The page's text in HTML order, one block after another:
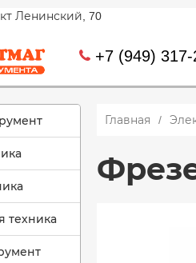
Ленинский, 70
+7 (949)
техника
Главная